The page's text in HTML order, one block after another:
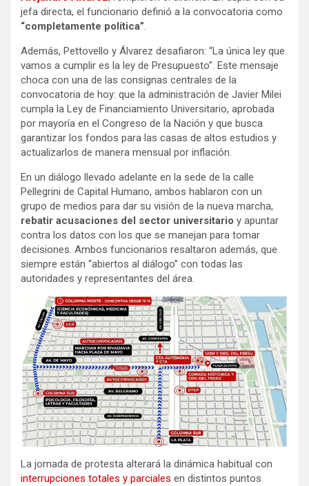
jefa directa, el funcionario definió a la convocatoria como
“completamente política”.
Además, Pettovello y Álvarez desafiaron: “La única ley que
vamos a cumplir es la ley de Presupuesto”. Este mensaje
choca con una de las consignas centrales de la
convocatoria de hoy: que la administración de Javier Milei
cumpla la Ley de Financiamiento Universitario, aprobada
por mayoría en el Congreso de la Nación y que busca
garantizar los fondos para las casas de altos estudios y
actualizarlos de manera mensual por inflación.
En un diálogo llevado adelante en la sede de la calle
Pellegrini de Capital Humano, ambos hablaron con un
grupo de medios para dar su visión de la nueva marcha,
rebatir acusaciones del sector universitario y apuntar
contra los datos con los que se manejan para tomar
decisiones. Ambos funcionarios resaltaron además, que
siempre están “abiertos al diálogo” con todas las
autoridades y representantes del área.
La jornada de protesta alterará la dinámica habitual con
interrupciones totales y parciales en distintos puntos